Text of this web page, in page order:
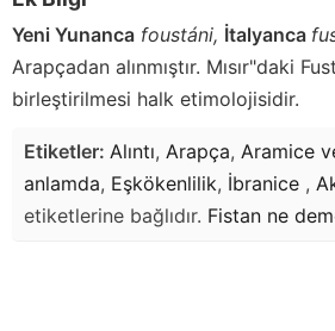
Yeni Yunanca foustáni, İtalyanca
Arapçadan alınmıştır. Mısır"daki
birleştirilmesi halk etimolojisidir.
Etiketler: Alıntı, Arapça, Aramice
anlamda, Eşkökenlilik, İbranice ,
etiketlerine bağlıdır. Fistan ne